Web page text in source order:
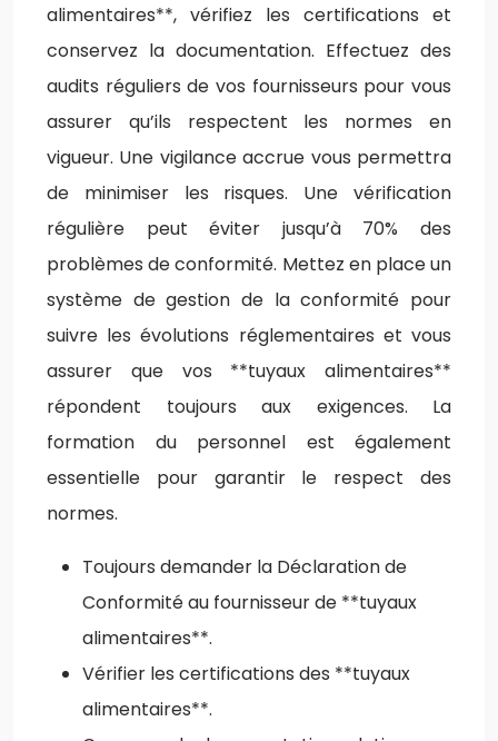
alimentaires**, vérifiez les certifications et
conservez la documentation. Effectuez des
audits réguliers de vos fournisseurs pour vous
assurer qu’ils respectent les normes en
vigueur. Une vigilance accrue vous permettra
de minimiser les risques. Une vérification
régulière peut éviter jusqu’à 70% des
problèmes de conformité. Mettez en place un
système de gestion de la conformité pour
suivre les évolutions réglementaires et vous
assurer que vos **tuyaux alimentaires**
répondent toujours aux exigences. La
formation du personnel est également
essentielle pour garantir le respect des
normes.
Toujours demander la Déclaration de
Conformité au fournisseur de **tuyaux
alimentaires**.
Vérifier les certifications des **tuyaux
alimentaires**.